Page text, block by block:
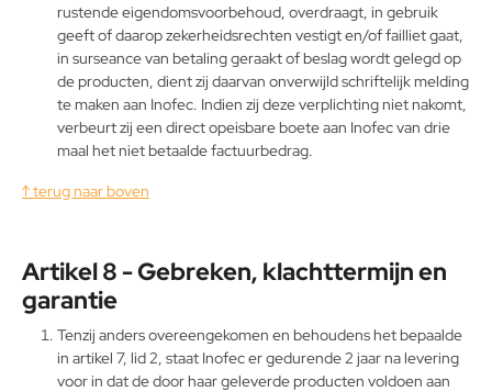
rustende eigendomsvoorbehoud, overdraagt, in gebruik
geeft of daarop zekerheidsrechten vestigt en/of failliet gaat,
in surseance van betaling geraakt of beslag wordt gelegd op
de producten, dient zij daarvan onverwijld schriftelijk melding
te maken aan Inofec. Indien zij deze verplichting niet nakomt,
verbeurt zij een direct opeisbare boete aan Inofec van drie
maal het niet betaalde factuurbedrag.
↑ terug naar boven
Artikel 8 - Gebreken, klachttermijn en
garantie
Tenzij anders overeengekomen en behoudens het bepaalde
in artikel 7, lid 2, staat Inofec er gedurende 2 jaar na levering
voor in dat de door haar geleverde producten voldoen aan